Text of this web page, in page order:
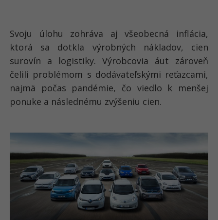
Svoju úlohu zohráva aj všeobecná inflácia,
ktorá sa dotkla výrobných nákladov, cien
surovín a logistiky. Výrobcovia áut zároveň
čelili problémom s dodávateľskými reťazcami,
najmä počas pandémie, čo viedlo k menšej
ponuke a následnému zvýšeniu cien.